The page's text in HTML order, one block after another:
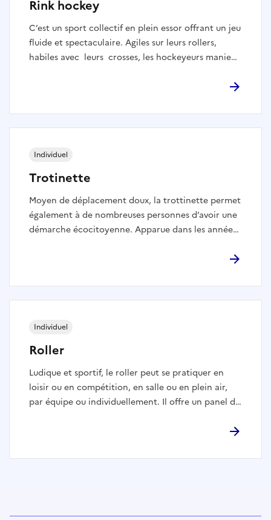
Rink hockey
C’est un sport collectif en plein essor offrant un jeu
fluide et spectaculaire. Agiles sur leurs rollers,
habiles avec leurs crosses, les hockeyeurs manient
Trotinette
Moyen de déplacement doux, la trottinette permet
également à de nombreuses personnes d’avoir une
démarche écocitoyenne. Apparue dans les années
de la Fédération Française de Roller et Skateboard.
Individuel
Roller
Ludique et sportif, le roller peut se pratiquer en
loisir ou en compétition, en salle ou en plein air,
par équipe ou individuellement. Il offre un panel de
âge, vos envies, vos préférences sportives, votre
Individuel